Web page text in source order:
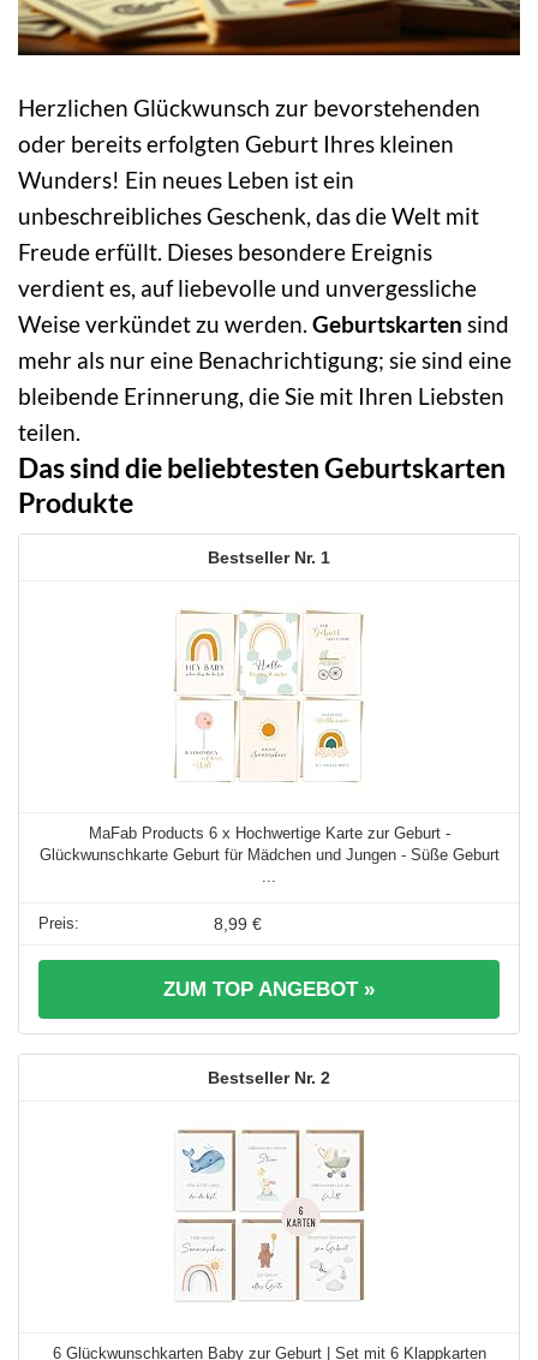
Herzlichen Glückwunsch zur bevorstehenden
oder bereits erfolgten Geburt Ihres kleinen
Wunders! Ein neues Leben ist ein
unbeschreibliches Geschenk, das die Welt mit
Freude erfüllt. Dieses besondere Ereignis
verdient es, auf liebevolle und unvergessliche
Weise verkündet zu werden. Geburtskarten sind
mehr als nur eine Benachrichtigung; sie sind eine
bleibende Erinnerung, die Sie mit Ihren Liebsten
teilen.
Das sind die beliebtesten Geburtskarten
Produkte
1
MaFab Products 6 x Hochwertige Karte zur Geburt -
Glückwunschkarte Geburt für Mädchen und Jungen - Süße Geburt
...
8,99 €
ZUM TOP ANGEBOT »
2
6 Glückwunschkarten Baby zur Geburt | Set mit 6 Klappkarten